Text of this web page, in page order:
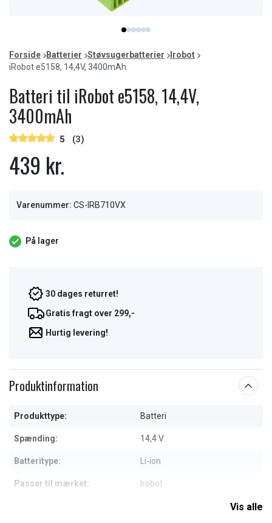
item
0
item
1
item
2
item
3
item
4
item
5
of
6
Forside Batterier Støvsugerbatterier
Irobot
iRobot e5158, 14,4V, 3400mAh
Batteri til iRobot e5158, 14,4V,
3400mAh
5 (3)
439 kr.
Varenummer: CS-IRB710VX
På lager
30 dages returret!
Gratis fragt over 299,-
Hurtig levering!
Produktinformation
Produkttype: Batteri
Spænding: 14,4 V
Batteritype: Li-ion
Passer til mærket: Irobot
Vis alle